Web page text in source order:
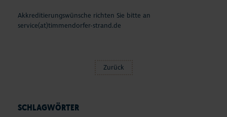
SCHLAGWÖRTER
Akkreditierungswünsche richten Sie bitte an
service(at)timmendorfer-strand.de
Zurück